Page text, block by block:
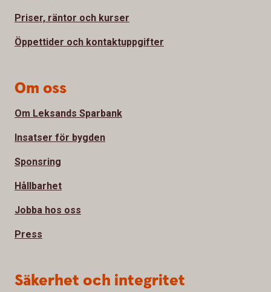
Priser, räntor och kurser
Öppettider och kontaktuppgifter
Om oss
Om Leksands Sparbank
Insatser för bygden
Sponsring
Hållbarhet
Jobba hos oss
Press
Säkerhet och integritet